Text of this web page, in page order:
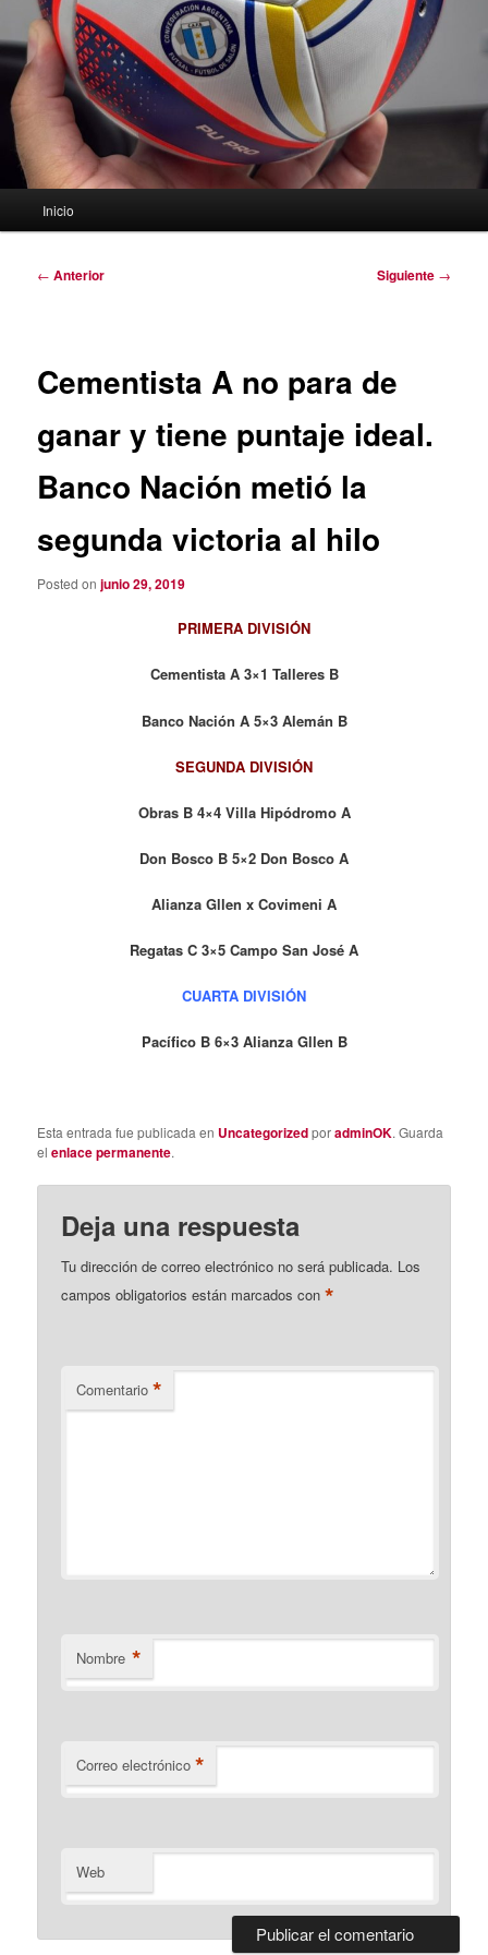
Inicio
Navegación
← Anterior Siguiente →
Cementista A no para de
ganar y tiene puntaje ideal.
Banco Nación metió la
segunda victoria al hilo
Posted onjunio 29, 2019
PRIMERA DIVISIÓN
Cementista A 3×1 Talleres B
Banco Nación A 5×3 Alemán B
SEGUNDA DIVISIÓN
Obras B 4×4 Villa Hipódromo A
Don Bosco B 5×2 Don Bosco A
Alianza Gllen x Covimeni A
Regatas C 3×5 Campo San José A
CUARTA DIVISIÓN
Pacífico B 6×3 Alianza Gllen B
Esta entrada fue publicada en UncategorizedporadminOK. Guarda
elenlace permanente.
Deja una respuesta
Tu dirección de correo electrónico no será publicada. Los
campos obligatorios están marcados con*
Comentario *
Nombre *
Correo electrónico *
Web